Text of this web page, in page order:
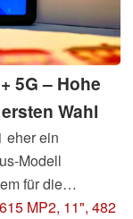
5G – Hohe
Wahl
eher ein
Modell
für die
das Samsung
MP2, 11", 482